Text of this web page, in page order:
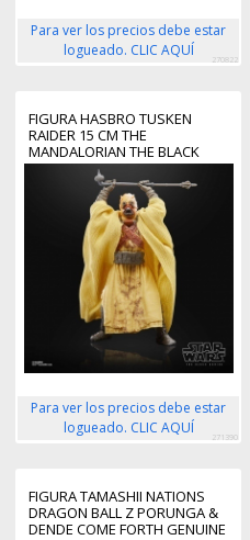
Para ver los precios debe estar
logueado. CLIC AQUÍ
270822
FIGURA HASBRO TUSKEN
RAIDER 15 CM THE
MANDALORIAN THE BLACK
SERIES
Para ver los precios debe estar
logueado. CLIC AQUÍ
271390
FIGURA TAMASHII NATIONS
DRAGON BALL Z PORUNGA &
DENDE COME FORTH GENUINE